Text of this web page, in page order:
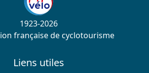
1923-2026
française de cyclotourisme
Liens utiles